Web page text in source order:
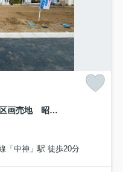
プレスティア昭島 宅地分譲全10区画売地 昭島市宮沢町 6号区 建築条件なし
「中神」駅 徒歩20分